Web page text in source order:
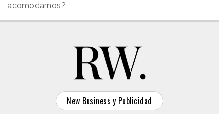
acomodarnos?
New Business y Publicidad